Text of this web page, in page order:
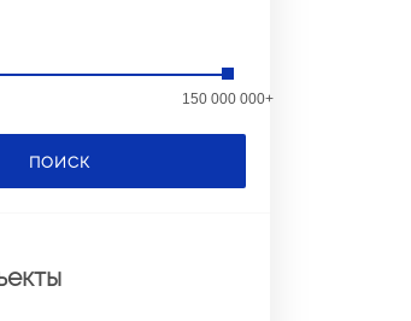
150 000 000+
ПОИСК